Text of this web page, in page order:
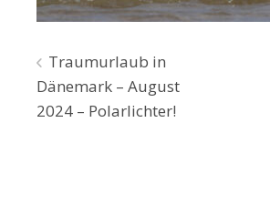
Beitragsnavigation
Traumurlaub in
Dänemark – August
2024 – Polarlichter!